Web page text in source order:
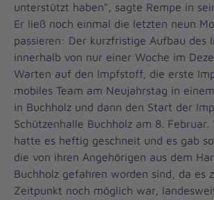
unterstützt haben", sagte Rempe in
Er ließ noch einmal die letzten neun
passieren: Der kurzfristige Aufbau des
innerhalb von nur einer Woche im
Warten auf den Impfstoff, die erste
mobiles Team am Neujahrstag in
in Buchholz und dann den Start der
Schützenhalle Buchholz am 8.
hatte es heftig geschneit und es gab
die von ihren Angehörigen aus dem
Buchholz gefahren worden sind, da es
Zeitpunkt noch möglich war,